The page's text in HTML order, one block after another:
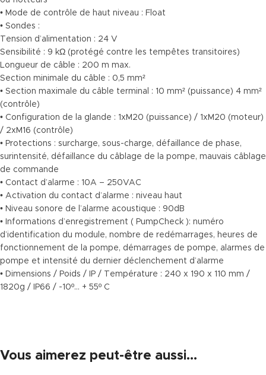
• Mode de contrôle de haut niveau : Float
• Sondes :
Tension d’alimentation : 24 V
Sensibilité : 9 kΩ (protégé contre les tempêtes transitoires)
Longueur de câble : 200 m max.
Section minimale du câble : 0,5 mm²
• Section maximale du câble terminal : 10 mm² (puissance) 4 mm²
(contrôle)
• Configuration de la glande : 1xM20 (puissance) / 1xM20 (moteur)
/ 2xM16 (contrôle)
• Protections : surcharge, sous-charge, défaillance de phase,
surintensité, défaillance du câblage de la pompe, mauvais câblage
de commande
• Contact d’alarme : 10A – 250VAC
• Activation du contact d’alarme : niveau haut
• Niveau sonore de l’alarme acoustique : 90dB
• Informations d’enregistrement ( PumpCheck ): numéro
d’identification du module, nombre de redémarrages, heures de
fonctionnement de la pompe, démarrages de pompe, alarmes de
pompe et intensité du dernier déclenchement d’alarme
• Dimensions / Poids / IP / Température : 240 x 190 x 110 mm /
1820g / IP66 / -10º… + 55º C
Vous aimerez peut-être aussi…